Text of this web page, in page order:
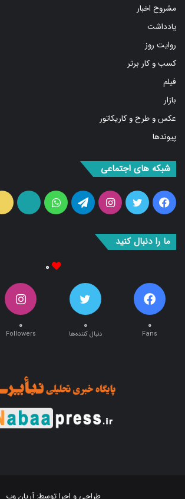
مشروح اخبار
یادداشت
روایت روز
کسب و کار برتر
فیلم
بازار
عکس و طرح و کاریکاتور
پیوندها
شبکه های اجتماعی
فیس
توییتر اینستاگرامتلگرام واتس
آپارات
ما را دنبال کنید
۰
۰
Fans
۰
دنبال کننده‌ها
۰
Followers
طراحی و اجرا توسط:آریان وب